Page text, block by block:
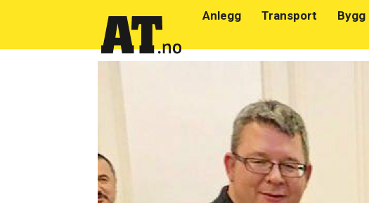
Anlegg Transport Bygg